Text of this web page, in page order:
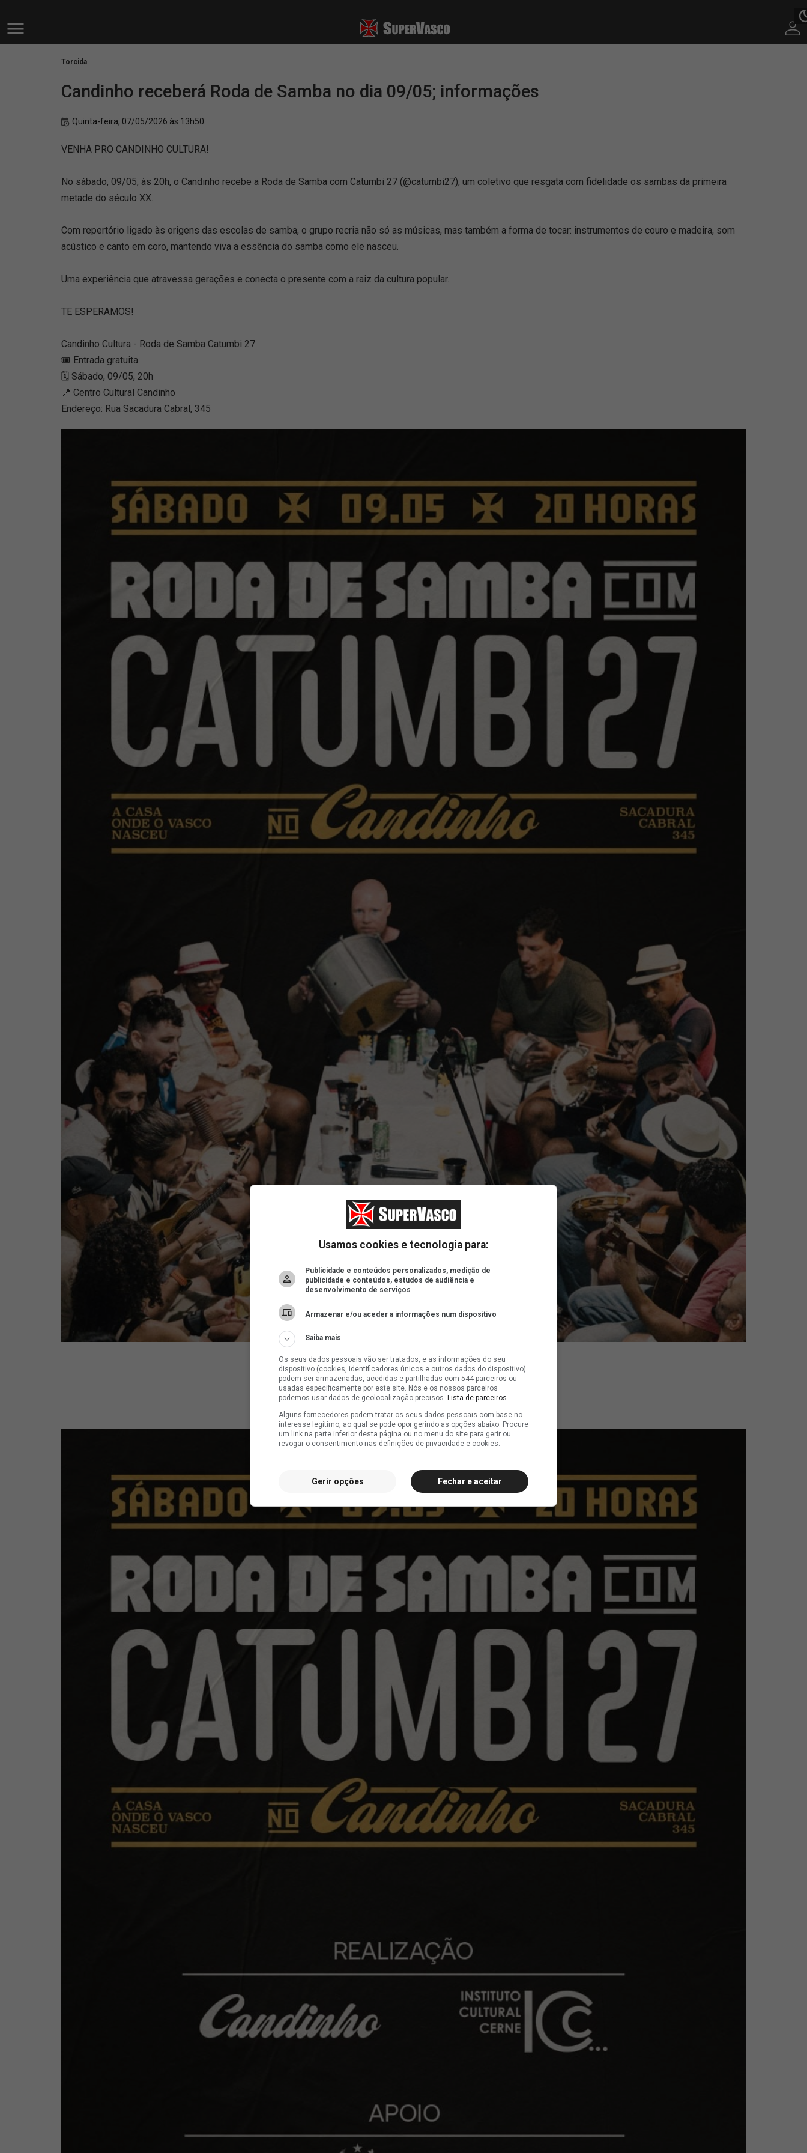
Torcida
Candinho receberá Roda de Samba no dia 09/05; informações
Quinta-feira, 07/05/2026 às 13h50
VENHA PRO CANDINHO CULTURA!
No sábado, 09/05, às 20h, o Candinho recebe a Roda de Samba com Catumbi 27 (@catumbi27), um coletivo que resgata com fidelidade os sambas da primeira
metade do século XX.
Com repertório ligado às origens das escolas de samba, o grupo recria não só as músicas, mas também a forma de tocar: instrumentos de couro e madeira, som
acústico e canto em coro, mantendo viva a essência do samba como ele nasceu.
Uma experiência que atravessa gerações e conecta o presente com a raiz da cultura popular.
TE ESPERAMOS!
Candinho Cultura - Roda de Samba Catumbi 27
🎟 Entrada gratuita
🗓 Sábado, 09/05, 20h
📍 Centro Cultural Candinho
Endereço: Rua Sacadura Cabral, 345
ad
Usamos cookies e tecnologia para:
Publicidade e conteúdos personalizados, medição de
publicidade e conteúdos, estudos de audiência e
desenvolvimento de serviços
Armazenar e/ou aceder a informações num dispositivo
Saiba mais
Os seus dados pessoais vão ser tratados, e as informações do seu
dispositivo (cookies, identificadores únicos e outros dados do dispositivo)
podem ser armazenadas, acedidas e partilhadas com 544 parceiros ou
usadas especificamente por este site. Nós e os nossos parceiros
podemos usar dados de geolocalização precisos. Lista de parceiros.
Alguns fornecedores podem tratar os seus dados pessoais com base no
interesse legítimo, ao qual se pode opor gerindo as opções abaixo. Procure
um link na parte inferior desta página ou no menu do site para gerir ou
revogar o consentimento nas definições de privacidade e cookies.
Fechar e aceitar
Gerir opções